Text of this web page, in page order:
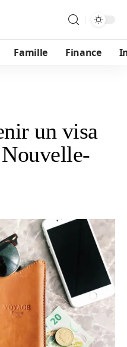
Famille Finance
un visa